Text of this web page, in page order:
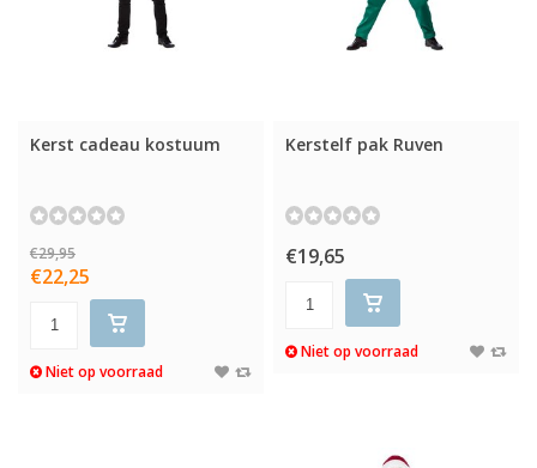
Kerst cadeau kostuum
€29,95
€22,25
Niet op voorraad
Kerstelf pak Ruven
€19,65
Niet op voorraad